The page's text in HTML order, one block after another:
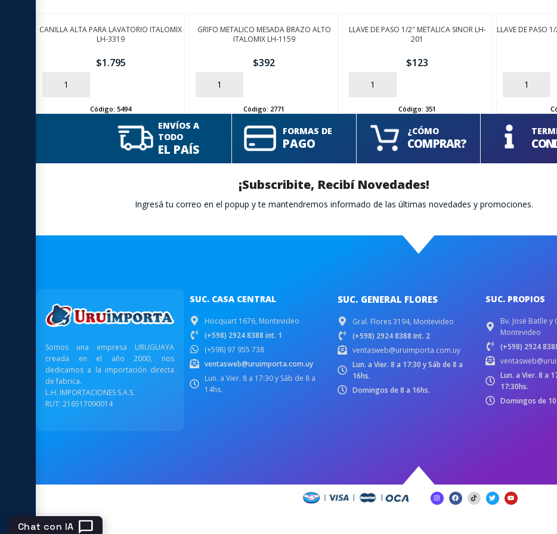
CANILLA ALTA PARA LAVATORIO ITALOMIX
LH-3319
$1.795
AÑADIR
Código:5494
GRIFO METALICO MESADA BRAZO ALTO
ITALOMIX LH-1159
$392
AÑADIR
Código: 2771
LLAVE DE PASO 1/2″ METALICA SINOR LH-
201
$123
AÑADIR
Código:351
LLAVE DE PASO
AÑADIR
ENVÍOS A
TODO
EL PAÍS
FORMAS DE
PAGO
¿CÓMO
COMPRAR?
¡Subscribite, Recibí Novedades!
Ingresá tu correo en el popup y te mantendremos informado de las últimas novedades y promociones.
Somos una empresa URUGUAYA
creada en el año 2000, nos
dedicamos a la importación directa
de fabrica.
L.H. IMPORTACIONES S.A.S.
RUT: 216517090014
SUC. CASA CENTRAL
Hocquart 1676, Montevideo
(+598) 2924 8388 int. 1
(+598) 97 955 738
ventasweb@uruimporta.com.uy
Lun. a Vier. 8 a 17:30 y Sáb de 8 a
14hs.
SUC. GENERAL FLORES
Gral. Flores 3194, Montevideo
(+598) 2924 8388 Int. 2
ventasweb@uruimporta.com.uy
Lun. a Vier. 8 a 17:30 y Sáb de 8 a
16hs.
Domingos de 8 a 16hs.
SUC. PROPIOS
Bv. José Batlle
Montevideo
(+598) 2924
Lun. a Vier. 8 a
17:30hs.
Domingos de
Chat con IA chat_bubble